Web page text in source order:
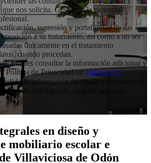
nos solicita. Gestionar la potencial
supresión y portabilidad de tus
a su tratamiento, así como a no ser
únicamente en el tratamiento
cuando procedan.
: Puedes consultar la información adicional y
Política de Privacidad enesta sección.
la información facilitada y consiento el
de mis datos de carácter personal.
.
en diseño y
mobiliario escolar e
de Villaviciosa de Odón